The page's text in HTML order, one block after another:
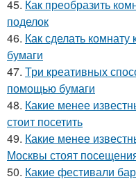
45. Как преобразить
поделок
46. Как сделать
бумаги
47. Три креативных
помощью бумаги
48. Какие менее
стоит посетить
49. Какие менее
Москвы стоят
50. Какие фестивали